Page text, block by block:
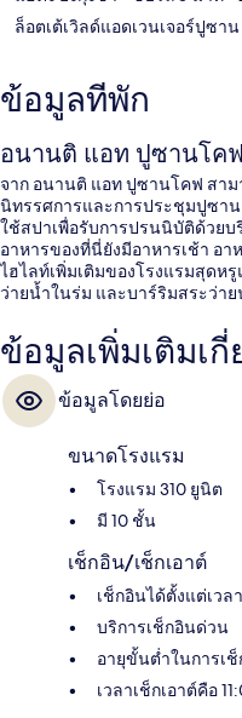
ล็อตเต้เวิลด์แอดเวนเจอร์ปูซาน
ข้อมูลที่พัก
อนานติ แอท ปูซานโคฟ
จาก อนานติ แอท ปูซานโคฟ สา
นิทรรศการและการประชุมปูซาน
ใช้สปาเพื่อรับการปรนนิบัติด้วยบ
อาหารของที่นี่ยังมีอาหารเช้า อา
ไฮไลท์เพิ่มเติมของโรงแรมสุดห
ว่ายน้ำในร่ม และบาร์ริมสระว่าย
ข้อมูลเพิ่มเติมเ
ข้อมูลโดยย่อ
ขนาดโรงแรม
โรงแรม 310 ยูนิต
มี 10 ชั้น
เช็กอิน/เช็กเอาต์
เช็กอินได้ตั้งแต่เวล
บริการเช็กอินด่วน
อายุขั้นต่ำในการเช็
เวลาเช็กเอาต์คือ